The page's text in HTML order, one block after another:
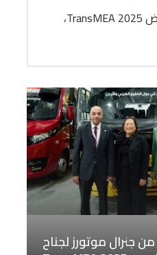
في اليوم الثاني من معرض TransMEA 2025،
جنرال موتورز لجناح